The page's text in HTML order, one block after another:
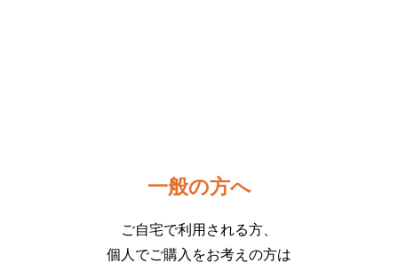
一般の方へ
ご自宅で利用される方、
個人でご購入をお考えの方は